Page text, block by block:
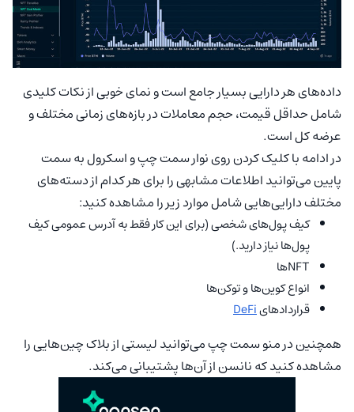
داده‌های هر دارایی بسیار جامع است و نمای خوبی از نکات کلیدی
شامل حداقل قیمت، حجم معاملات در بازه‌های زمانی مختلف و
عرضه کل است.
در ادامه با کلیک کردن روی نوار سمت چپ و اسکرول به سمت
پایین می‌توانید اطلاعات مشابهی را برای هر کدام از دسته‌های
مختلف دارایی‌هایی شامل موارد زیر را مشاهده کنید:
کیف پول‌های شخصی (برای این کار فقط به آدرس عمومی کیف
پول‌ها نیاز دارید.)
NFTها
انواع کوین‌ها و توکن‌ها
قراردادهایDeFi
همچنین در منو سمت چپ می‌توانید لیستی از بلاک چین‌هایی را
مشاهده کنید که نانسن از آن‌ها پشتیبانی می‌کند.